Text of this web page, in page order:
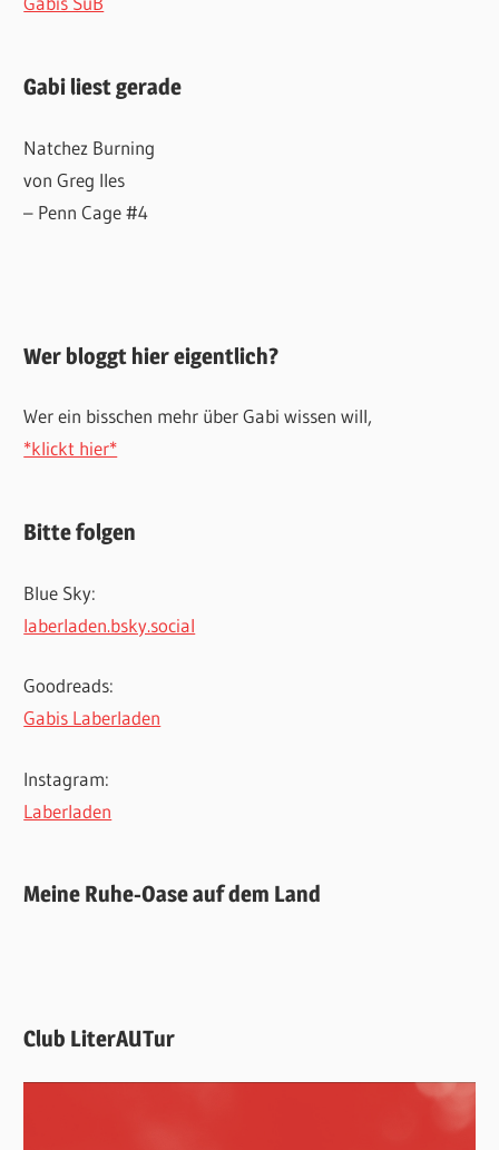
Gabi liest gerade
Natchez Burning
von Greg Iles
– Penn Cage #4
Wer bloggt hier eigentlich?
Wer ein bisschen mehr über Gabi wissen will,
*klickt hier*
Bitte folgen
Blue Sky:
laberladen.bsky.social
Goodreads:
Gabis Laberladen
Instagram:
Laberladen
Meine Ruhe-Oase auf dem Land
Club LiterAUTur